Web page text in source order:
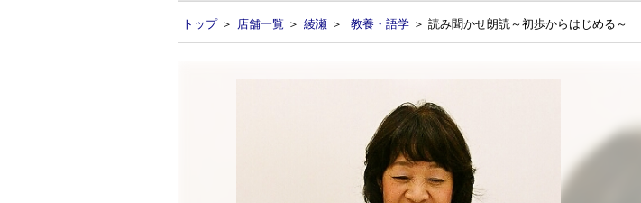
トップ＞ 店舗一覧 ＞ 綾瀬 ＞ 教養・語学 ＞ 読み聞かせ朗読～初歩からはじめる～